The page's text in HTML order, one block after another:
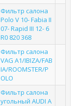
Фильтр салона
Polo V 10- Fabia II
07- Rapid III 12- 6
R0 820 368
Фильтр салона
VAG A1/IBIZA/FAB
IA/ROOMSTER/P
OLO
Фильтр салона
угольный AUDI A